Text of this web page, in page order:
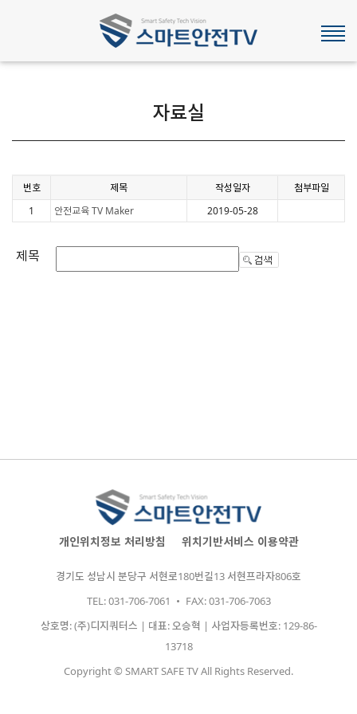
자료실
번호 제목 작성일자
첨부파일
1
안전교육 TV Maker 2019-05-28
개인위치정보 처리방침 위치기반서비스 이용약관
경기도 성남시 분당구 서현로180번길13 서현프라자806호
TEL: 031-706-7061 ・ FAX: 031-706-7063
상호명: (주)디지쿼터스 | 대표: 오승혁 | 사업자등록번호: 129-86-
13718
Copyright © SMART SAFE TV All Rights Reserved.